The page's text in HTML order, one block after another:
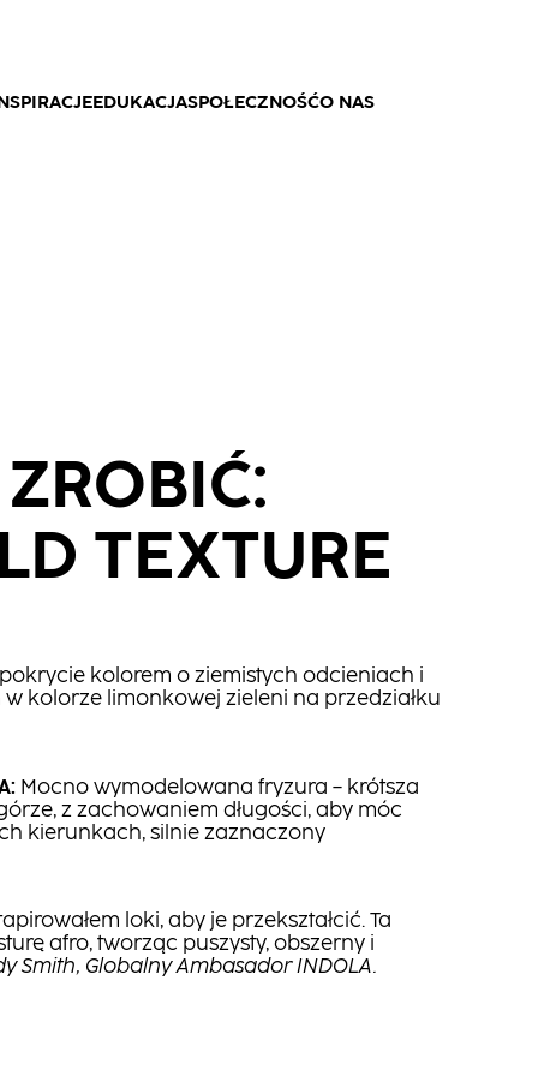
EDUKACJASPOŁECZNOŚĆO NAS
TEXTURE
kolorem o ziemistych odcieniach i
kolorze limonkowej zieleni na przedziałku
Mocno wymodelowana fryzura – krótsza
z zachowaniem długości, aby móc
kierunkach, silnie zaznaczony
loki, aby je przekształcić. Ta
afro, tworząc puszysty, obszerny i
Smith, Globalny Ambasador INDOLA.